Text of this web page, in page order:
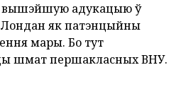
адукацыю ў
Лондан як патэнцыйны
мары. Бо тут
шмат першакласных ВНУ.